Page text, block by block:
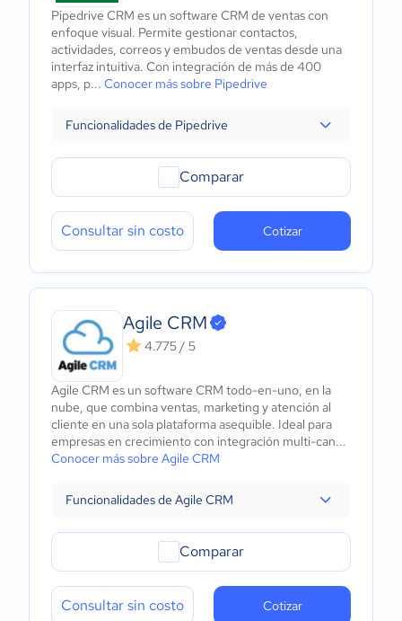
Pipedrive CRM es un software CRM de ventas con
enfoque visual. Permite gestionar contactos,
actividades, correos y embudos de ventas desde una
interfaz intuitiva. Con integración de más de 400
apps, p... Conocer más sobre Pipedrive
Funcionalidades de Pipedrive
Comparar
Consultar sin costo Cotizar
Agile CRM
4.775 / 5
Agile CRM es un software CRM todo-en-uno, en la
nube, que combina ventas, marketing y atención al
cliente en una sola plataforma asequible. Ideal para
empresas en crecimiento con integración multi-can...
Conocer más sobre Agile CRM
Funcionalidades de Agile CRM
Comparar
Consultar sin costo Cotizar